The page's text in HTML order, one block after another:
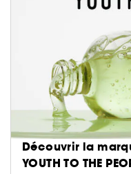
Découvrir la
YOUTH TO THE